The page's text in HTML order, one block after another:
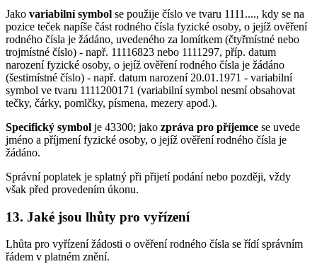
Jako variabilní symbol se použije číslo ve tvaru 1111...., kdy se na
pozice teček napíše část rodného čísla fyzické osoby, o jejíž ověření
rodného čísla je žádáno, uvedeného za lomítkem (čtyřmístné nebo
trojmístné číslo) - např. 11116823 nebo 1111297, příp. datum
narození fyzické osoby, o jejíž ověření rodného čísla je žádáno
(šestimístné číslo) - např. datum narození 20.01.1971 - variabilní
symbol ve tvaru 1111200171 (variabilní symbol nesmí obsahovat
tečky, čárky, pomlčky, písmena, mezery apod.).
Specifický symbol je 43300; jako zpráva pro příjemce se uvede
jméno a příjmení fyzické osoby, o jejíž ověření rodného čísla je
žádáno.
Správní poplatek je splatný při přijetí podání nebo později, vždy
však před provedením úkonu.
13. Jaké jsou lhůty pro vyřízení
Lhůta pro vyřízení žádosti o ověření rodného čísla se řídí správním
řádem v platném znění.